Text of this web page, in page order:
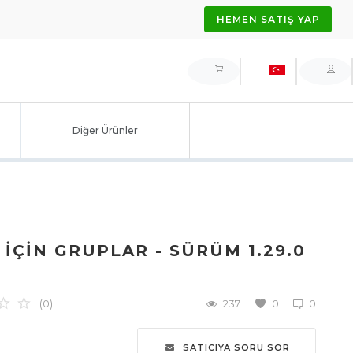
HEMEN SATIŞ YAP
Diğer Ürünler
IÇIN GRUPLAR - SÜRÜM 1.29.0
0
(0) 0
237
SATICIYA SORU SOR